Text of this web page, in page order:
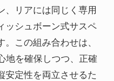
、リアには同じく専用
ッシュボーン式サスペ
この組み合わせは、
地を確保しつつ、正確
安定性を両立させるた